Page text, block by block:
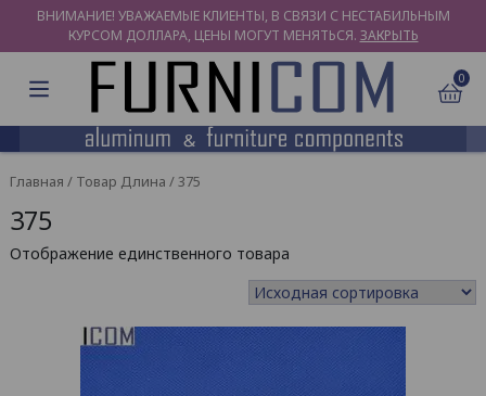
ВНИМАНИЕ! УВАЖАЕМЫЕ КЛИЕНТЫ, В СВЯЗИ С НЕСТАБИЛЬНЫМ
КУРСОМ ДОЛЛАРА, ЦЕНЫ МОГУТ МЕНЯТЬСЯ. ЗАКРЫТЬ
0
Главная / Товар Длина / 375
375
Отображение единственного товара